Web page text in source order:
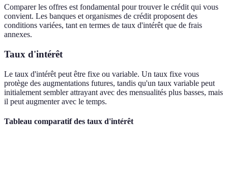
Comparer les offres est fondamental pour trouver le crédit qui vous
convient. Les banques et organismes de crédit proposent des
conditions variées, tant en termes de taux d'intérêt que de frais
annexes.
Taux d'intérêt
Le taux d'intérêt peut être fixe ou variable. Un taux fixe vous
protège des augmentations futures, tandis qu'un taux variable peut
initialement sembler attrayant avec des mensualités plus basses, mais
il peut augmenter avec le temps.
Tableau comparatif des taux d'intérêt